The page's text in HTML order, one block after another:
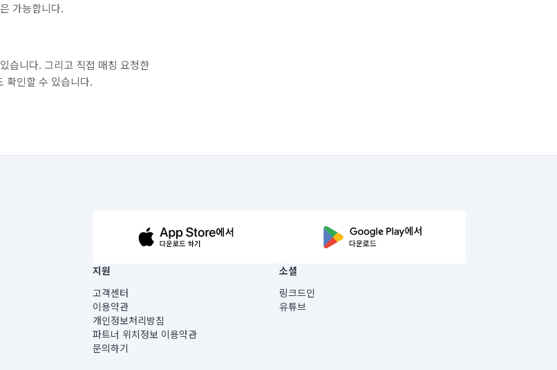
가능합니다.
습니다. 그리고 직접 매칭 요청한
확인할 수 있습니다.
지원
고객센터
이용약관
개인정보처리방침
파트너 위치정보 이용약관
문의하기
소셜
링크드인
유튜브